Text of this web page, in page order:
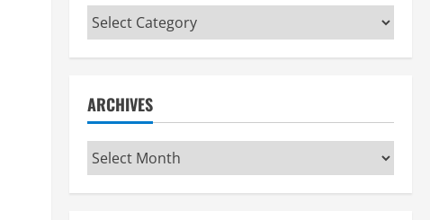
Categories
ARCHIVES
Archives